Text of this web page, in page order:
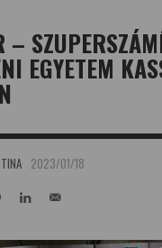
–
EGYETEM
2023/01/18